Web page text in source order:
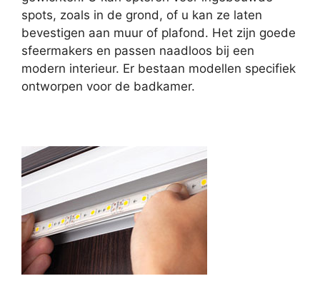
spots, zoals in de grond, of u kan ze laten
bevestigen aan muur of plafond. Het zijn goede
sfeermakers en passen naadloos bij een
modern interieur. Er bestaan modellen specifiek
ontworpen voor de badkamer.